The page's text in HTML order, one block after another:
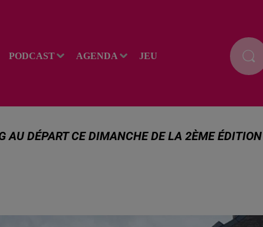
PODCAST AGENDA JEU
AU DÉPART CE DIMANCHE DE LA 2ÈME ÉDITION